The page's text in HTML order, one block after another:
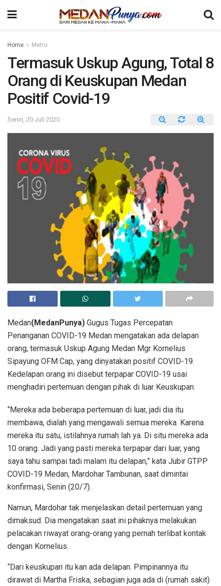
Home Metro
Termasuk Uskup Agung, Total 8
Orang di Keuskupan Medan
Positif Covid-19
Senin, 20 Juli 2020
Medan(MedanPunya) Gugus Tugas Percepatan
Penanganan COVID-19 Medan mengatakan ada delapan
orang, termasuk Uskup Agung Medan Mgr Kornelius
Sipayung OFM Cap, yang dinyatakan positif COVID-19.
Kedelapan orang ini disebut terpapar COVID-19 usai
menghadiri pertemuan dengan pihak di luar Keuskupan.
“Mereka ada beberapa pertemuan di luar, jadi dia itu
membawa, dialah yang mengawali semua mereka. Karena
mereka itu satu, istilahnya rumah lah ya. Di situ mereka ada
10 orang. Jadi yang pasti mereka terpapar dari luar, yang
saya tahu sampai tadi malam itu delapan,” kata Jubir GTPP
COVID-19 Medan, Mardohar Tambunan, saat dimintai
konfirmasi, Senin (20/7).
Namun, Mardohar tak menjelaskan detail pertemuan yang
dimaksud. Dia mengatakan saat ini pihaknya melakukan
pelacakan riwayat orang-orang yang pernah terlibat kontak
dengan Kornelius.
“Dari keuskupan itu kan ada delapan. Pimpinannya itu
dirawat di Martha Friska, sebagian juga ada di (rumah sakit)